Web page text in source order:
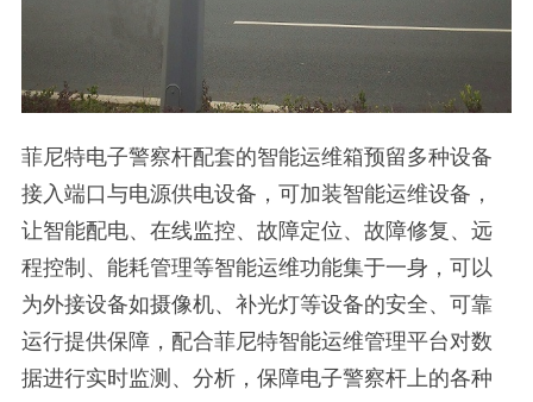
菲尼特电子警察杆配套的智能运维箱预留多种设备
接入端口与电源供电设备，可加装智能运维设备，
让智能配电、在线监控、故障定位、故障修复、远
程控制、能耗管理等智能运维功能集于一身，可以
为外接设备如摄像机、补光灯等设备的安全、可靠
运行提供保障，配合菲尼特智能运维管理平台对数
据进行实时监测、分析，保障电子警察杆上的各种